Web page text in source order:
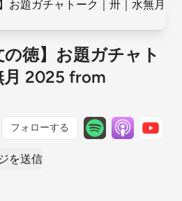
の徳】お題ガチャト
月 2025 from
フォローする
を送信